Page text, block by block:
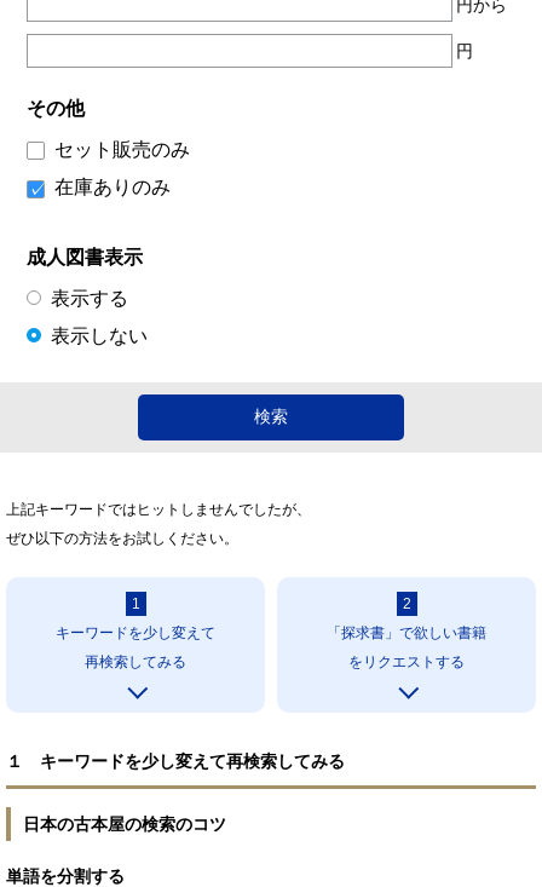
円から
円
その他
セット販売のみ
在庫ありのみ
成人図書表示
表示する
表示しない
上記キーワードではヒットしませんでしたが、
ぜひ以下の方法をお試しください。
1
キーワードを少し変えて
再検索してみる
2
「探求書」で欲しい書籍
をリクエストする
１ キーワードを少し変えて再検索してみる
日本の古本屋の検索のコツ
単語を分割する